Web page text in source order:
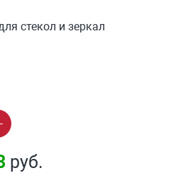
стекол и зеркал
руб.